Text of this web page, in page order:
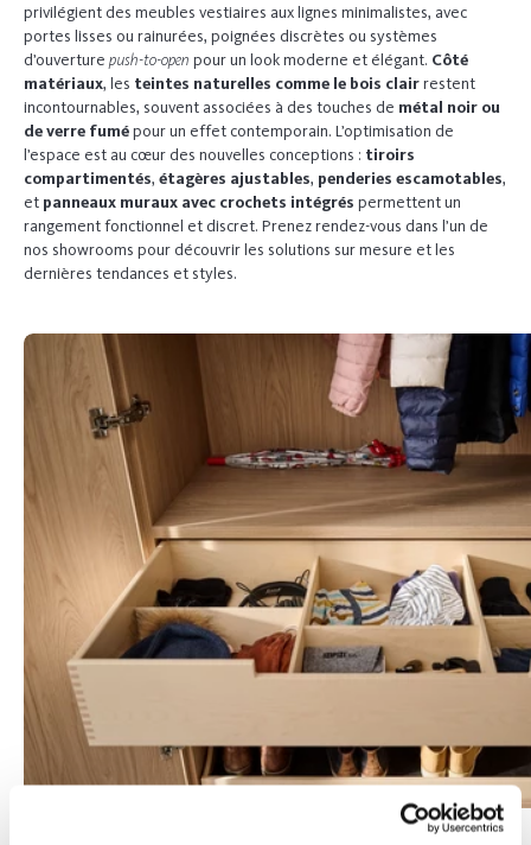
privilégient des meubles vestiaires aux lignes minimalistes, avec
portes lisses ou rainurées, poignées discrètes ou systèmes
d’ouverture push-to-open pour un look moderne et élégant. Côté
matériaux, les teintes naturelles comme le bois clairrestent
incontournables, souvent associées à des touches de métal noir ou
de verre fumépour un effet contemporain. L’optimisation de
l’espace est au cœur des nouvelles conceptions : tiroirs
compartimentés, étagères ajustables, penderies escamotables,
et panneaux muraux avec crochets intégrés permettent un
rangement fonctionnel et discret. Prenez rendez-vous dans l’un de
nos showrooms pour découvrir les solutions sur mesure et les
dernières tendances et styles.